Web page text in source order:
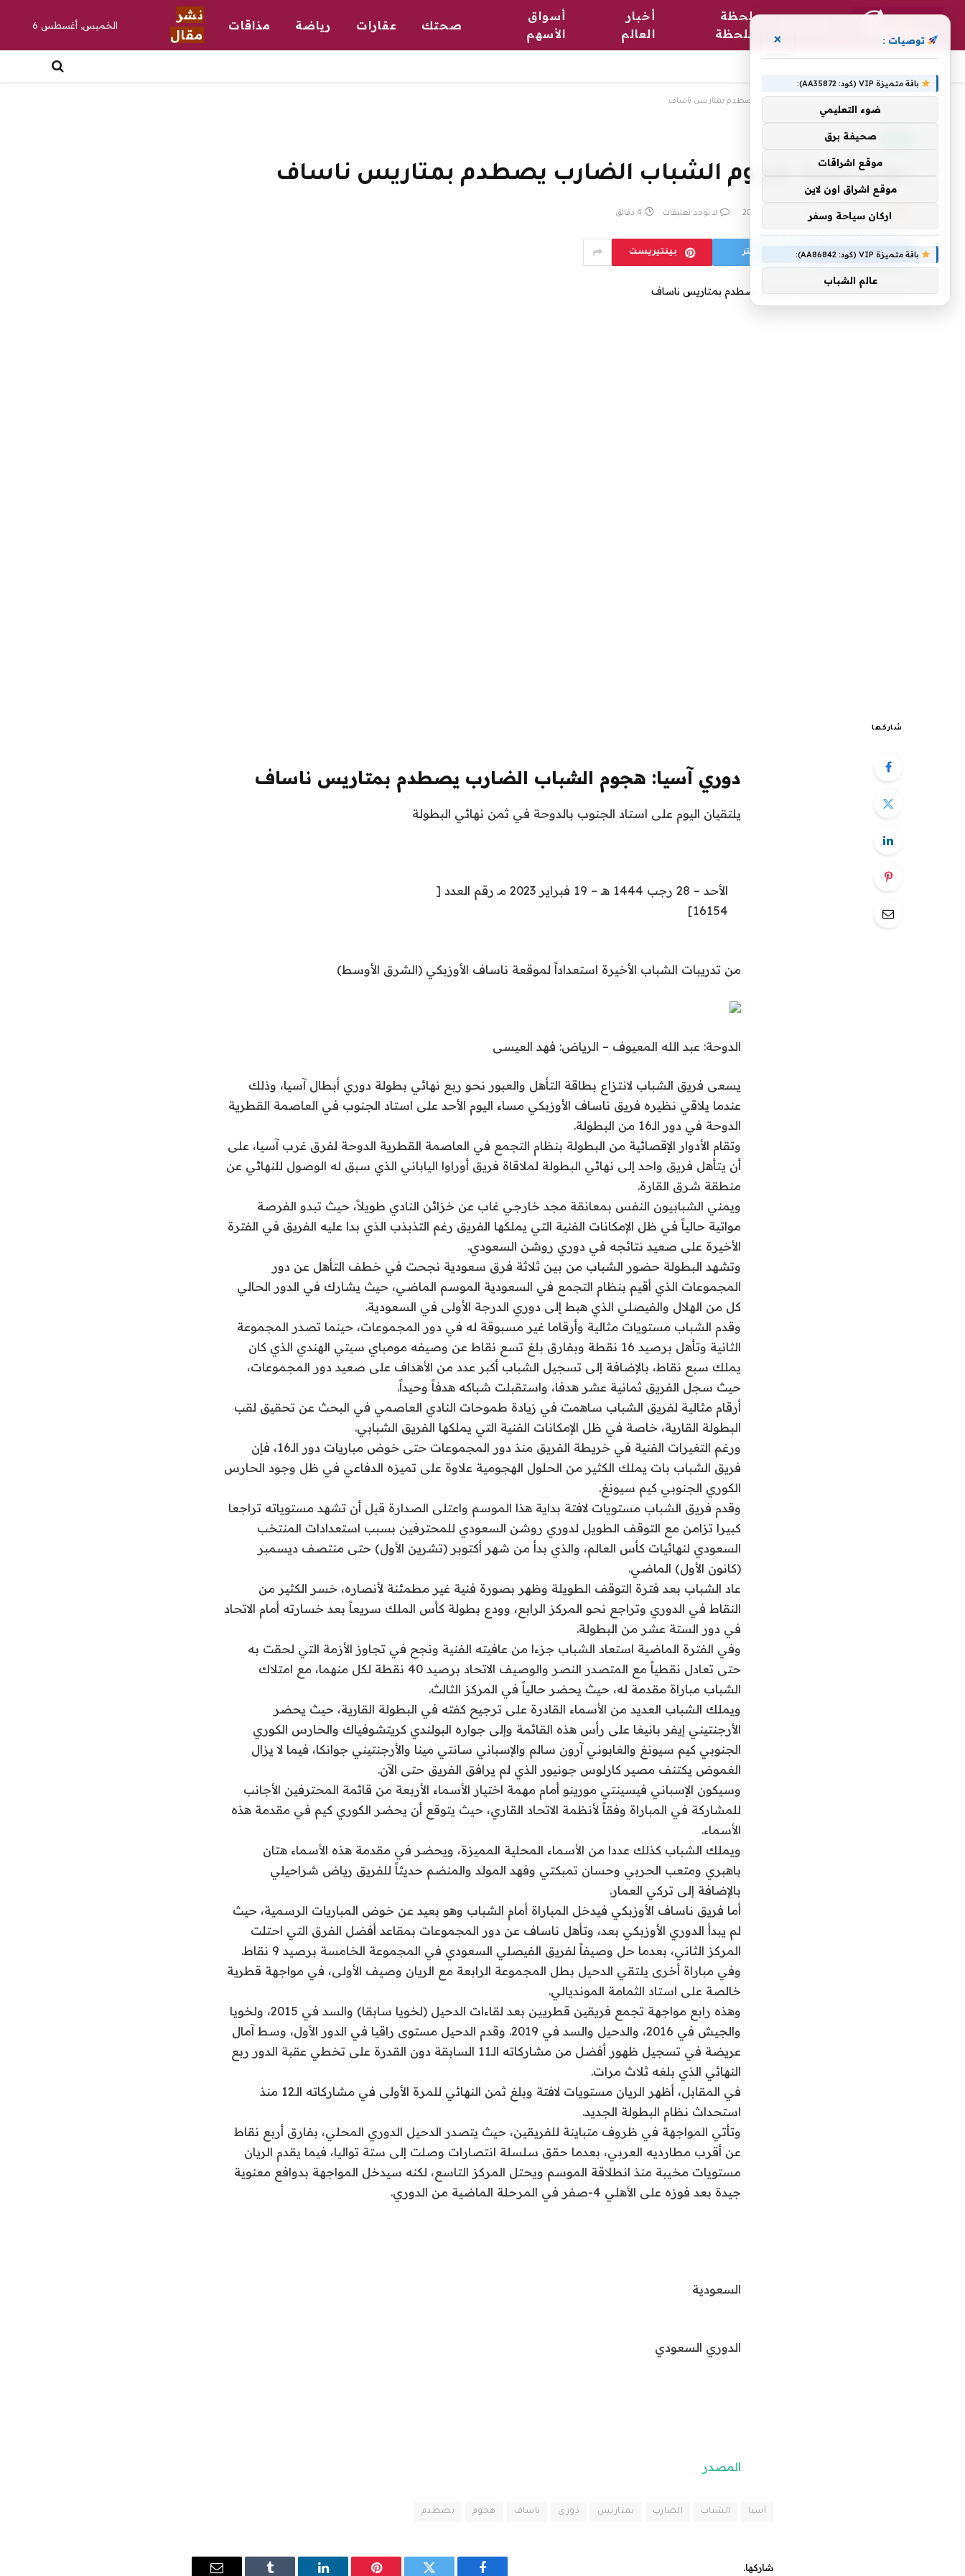
لحظة
بلحظة
أخبار
العالم
أسواق
الأسهم
صحتك عقارات رياضة مذاقات
نشر
مقال
الخميس, أغسطس 6
دوري آسيا: هجوم الشباب الضارب يصطدم بمتاريس ناساف
دوري آسيا: هجوم الشباب الضارب يصطدم بمتاريس ناساف
بواسطة فريق التحرير لا توجد تعليقات 4 دقائق
فيسبوك تويتر بينتيريست
شاركها
دوري آسيا: هجوم الشباب الضارب يصطدم بمتاريس ناساف
يلتقيان اليوم على استاد الجنوب بالدوحة في ثمن نهائي البطولة
الأحد – 28 رجب 1444 هـ – 19 فبراير 2023 مـ رقم العدد [
16154]
من تدريبات الشباب الأخيرة استعداداً لموقعة ناساف الأوزبكي (الشرق الأوسط)
الدوحة: عبد الله المعيوف – الرياض: فهد العيسى
يسعى فريق الشباب لانتزاع بطاقة التأهل والعبور نحو ربع نهائي بطولة دوري أبطال آسيا، وذلك
عندما يلاقي نظيره فريق ناساف الأوزبكي مساء اليوم الأحد على استاد الجنوب في العاصمة القطرية
الدوحة في دور الـ16 من البطولة.
وتقام الأدوار الإقصائية من البطولة بنظام التجمع في العاصمة القطرية الدوحة لفرق غرب آسيا، على
أن يتأهل فريق واحد إلى نهائي البطولة لملاقاة فريق أوراوا الياباني الذي سبق له الوصول للنهائي عن
منطقة شرق القارة.
ويمني الشبابيون النفس بمعانقة مجد خارجي غاب عن خزائن النادي طويلاً، حيث تبدو الفرصة
مواتية حالياً في ظل الإمكانات الفنية التي يملكها الفريق رغم التذبذب الذي بدا عليه الفريق في الفترة
الأخيرة على صعيد نتائجه في دوري روشن السعودي.
وتشهد البطولة حضور الشباب من بين ثلاثة فرق سعودية نجحت في خطف التأهل عن دور
المجموعات الذي أقيم بنظام التجمع في السعودية الموسم الماضي، حيث يشارك في الدور الحالي
كل من الهلال والفيصلي الذي هبط إلى دوري الدرجة الأولى في السعودية.
وقدم الشباب مستويات مثالية وأرقاما غير مسبوقة له في دور المجموعات، حينما تصدر المجموعة
الثانية وتأهل برصيد 16 نقطة وبفارق بلغ تسع نقاط عن وصيفه مومباي سيتي الهندي الذي كان
يملك سبع نقاط، بالإضافة إلى تسجيل الشباب أكبر عدد من الأهداف على صعيد دور المجموعات،
حيث سجل الفريق ثمانية عشر هدفا، واستقبلت شباكه هدفاً وحيداً.
أرقام مثالية لفريق الشباب ساهمت في زيادة طموحات النادي العاصمي في البحث عن تحقيق لقب
البطولة القارية، خاصة في ظل الإمكانات الفنية التي يملكها الفريق الشبابي.
ورغم التغيرات الفنية في خريطة الفريق منذ دور المجموعات حتى خوض مباريات دور الـ16، فإن
فريق الشباب بات يملك الكثير من الحلول الهجومية علاوة على تميزه الدفاعي في ظل وجود الحارس
الكوري الجنوبي كيم سيونغ.
وقدم فريق الشباب مستويات لافتة بداية هذا الموسم واعتلى الصدارة قبل أن تشهد مستوياته تراجعا
كبيرا تزامن مع التوقف الطويل لدوري روشن السعودي للمحترفين بسبب استعدادات المنتخب
السعودي لنهائيات كأس العالم، والذي بدأ من شهر أكتوبر (تشرين الأول) حتى منتصف ديسمبر
(كانون الأول) الماضي.
عاد الشباب بعد فترة التوقف الطويلة وظهر بصورة فنية غير مطمئنة لأنصاره، خسر الكثير من
النقاط في الدوري وتراجع نحو المركز الرابع، وودع بطولة كأس الملك سريعاً بعد خسارته أمام الاتحاد
في دور الستة عشر من البطولة.
وفي الفترة الماضية استعاد الشباب جزءا من عافيته الفنية ونجح في تجاوز الأزمة التي لحقت به
حتى تعادل نقطياً مع المتصدر النصر والوصيف الاتحاد برصيد 40 نقطة لكل منهما، مع امتلاك
الشباب مباراة مقدمة له، حيث يحضر حالياً في المركز الثالث.
ويملك الشباب العديد من الأسماء القادرة على ترجيح كفته في البطولة القارية، حيث يحضر
الأرجنتيني إيفر بانيغا على رأس هذه القائمة وإلى جواره البولندي كريتشوفياك والحارس الكوري
الجنوبي كيم سيونغ والغابوني آرون سالم والإسباني سانتي مينا والأرجنتيني جوانكا، فيما لا يزال
الغموض يكتنف مصير كارلوس جونيور الذي لم يرافق الفريق حتى الآن.
وسيكون الإسباني فيسينتي مورينو أمام مهمة اختيار الأسماء الأربعة من قائمة المحترفين الأجانب
للمشاركة في المباراة وفقاً لأنظمة الاتحاد القاري، حيث يتوقع أن يحضر الكوري كيم في مقدمة هذه
الأسماء.
ويملك الشباب كذلك عددا من الأسماء المحلية المميزة، ويحضر في مقدمة هذه الأسماء هتان
باهبري ومتعب الحربي وحسان تمبكتي وفهد المولد والمنضم حديثاً للفريق رياض شراحيلي
بالإضافة إلى تركي العمار.
أما فريق ناساف الأوزبكي فيدخل المباراة أمام الشباب وهو بعيد عن خوض المباريات الرسمية، حيث
لم يبدأ الدوري الأوزبكي بعد، وتأهل ناساف عن دور المجموعات بمقاعد أفضل الفرق التي احتلت
المركز الثاني، بعدما حل وصيفاً لفريق الفيصلي السعودي في المجموعة الخامسة برصيد 9 نقاط.
وفي مباراة أخرى يلتقي الدحيل بطل المجموعة الرابعة مع الريان وصيف الأولى، في مواجهة قطرية
خالصة على استاد الثمامة المونديالي.
وهذه رابع مواجهة تجمع فريقين قطريين بعد لقاءات الدحيل (لخويا سابقا) والسد في 2015، ولخويا
والجيش في 2016، والدحيل والسد في 2019. وقدم الدحيل مستوى راقيا في الدور الأول، وسط آمال
عريضة في تسجيل ظهور أفضل من مشاركاته الـ11 السابقة دون القدرة على تخطي عقبة الدور ربع
النهائي الذي بلغه ثلاث مرات.
في المقابل، أظهر الريان مستويات لافتة وبلغ ثمن النهائي للمرة الأولى في مشاركاته الـ12 منذ
استحداث نظام البطولة الجديد.
وتأتي المواجهة في ظروف متباينة للفريقين، حيث يتصدر الدحيل الدوري المحلي، بفارق أربع نقاط
عن أقرب مطارديه العربي، بعدما حقق سلسلة انتصارات وصلت إلى ستة تواليا، فيما يقدم الريان
مستويات مخيبة منذ انطلاقة الموسم ويحتل المركز التاسع، لكنه سيدخل المواجهة بدوافع معنوية
جيدة بعد فوزه على الأهلي 4-صفر في المرحلة الماضية من الدوري.
السعودية
الدوري السعودي
المصدر
آسيا الشباب الضارب بمتاريس دوري ناساف هجوم يصطدم
شاركها.
توصيات : ×
باقة متميزة VIP (كود: AA35872):
ضوء التعليمي
صحيفة برق
موقع اشراقات
موقع اشراق اون لاين
اركان سياحة وسفر
باقة متميزة VIP (كود: AA86842):
عالم الشباب